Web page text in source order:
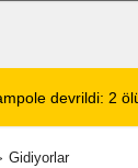
devrildi: 2
Gidiyorlar